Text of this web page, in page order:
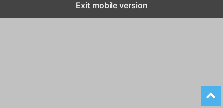
Exit mobile version